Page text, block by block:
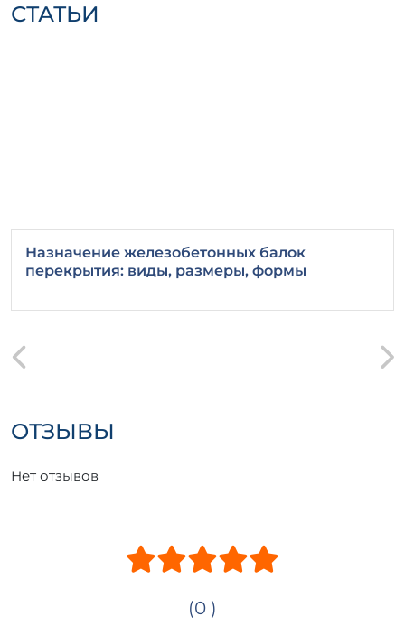
СТАТЬИ
Назначение железобетонных балок
перекрытия: виды, размеры, формы
ОТЗЫВЫ
Нет отзывов
(0 )